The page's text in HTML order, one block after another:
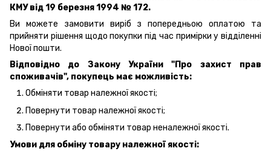
КМУ від 19 березня 1994 № 172.
Ви можете замовити виріб з попередньою оплатою та
прийняти рішення щодо покупки під час примірки у відділенні
Нової пошти.
Відповідно до Закону України "Про захист прав
споживачів", покупець має можливість:
Обміняти товар належної якості;
Повернути товар належної якості;
Повернути або обміняти товар неналежної якості.
Умови для обміну товару належної якості: